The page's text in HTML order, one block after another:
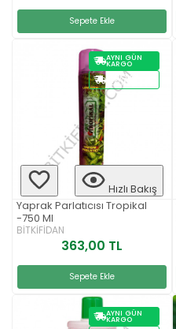
Sepete Ekle
AYNI GÜN
KARGO
STOKTAN
TESLIM
Hızlı Bakış
Yaprak Parlatıcısı Tropikal
-750 Ml
BİTKİFİDAN
363,00 TL
Sepete Ekle
AYNI GÜN
KARGO